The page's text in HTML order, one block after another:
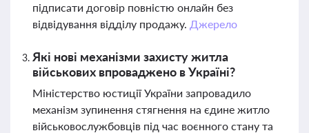
підписати договір повністю онлайн без
відвідування відділу продажу. Джерело
Які нові механізми захисту житла
військових впроваджено в Україні?
Міністерство юстиції України запровадило
механізм зупинення стягнення на єдине житло
військовослужбовців під час воєнного стану та